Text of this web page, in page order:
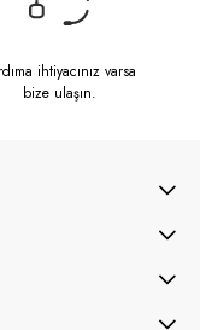
ihtiyacınız varsa
bize ulaşın.